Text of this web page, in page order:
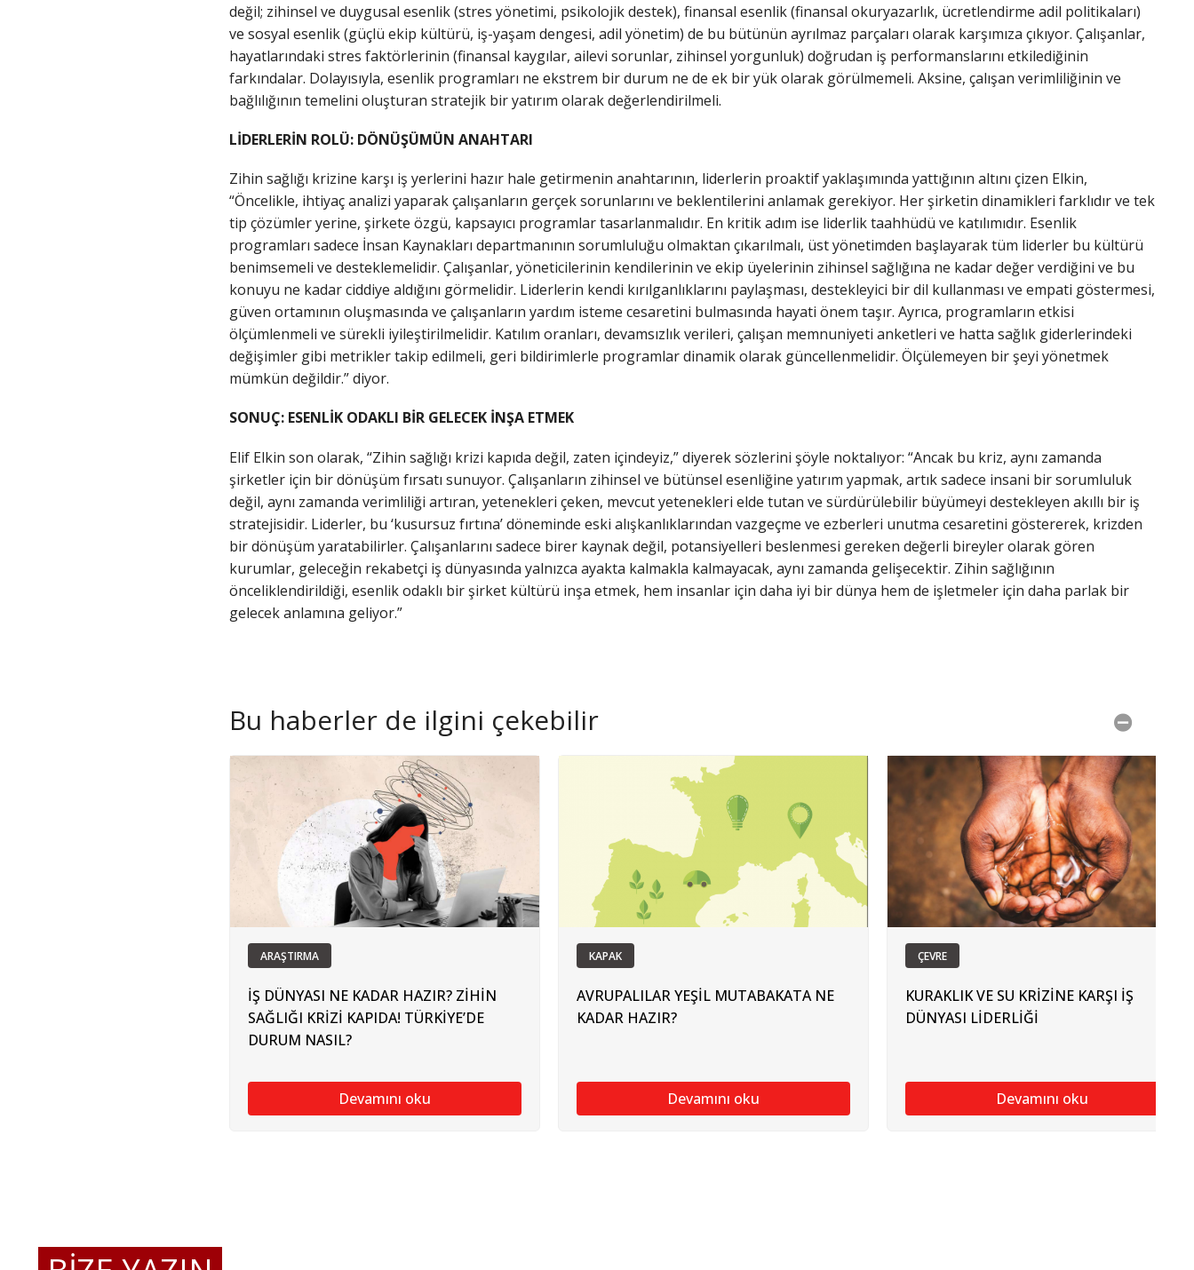
değil; zihinsel ve duygusal esenlik (stres yönetimi, psikolojik destek), finansal esenlik (finansal okuryazarlık, ücretlendirme adil politikaları)
ve sosyal esenlik (güçlü ekip kültürü, iş-yaşam dengesi, adil yönetim) de bu bütünün ayrılmaz parçaları olarak karşımıza çıkıyor. Çalışanlar,
hayatlarındaki stres faktörlerinin (finansal kaygılar, ailevi sorunlar, zihinsel yorgunluk) doğrudan iş performanslarını etkilediğinin
farkındalar. Dolayısıyla, esenlik programları ne ekstrem bir durum ne de ek bir yük olarak görülmemeli. Aksine, çalışan verimliliğinin ve
bağlılığının temelini oluşturan stratejik bir yatırım olarak değerlendirilmeli.
LİDERLERİN ROLÜ: DÖNÜŞÜMÜN ANAHTARI
Zihin sağlığı krizine karşı iş yerlerini hazır hale getirmenin anahtarının, liderlerin proaktif yaklaşımında yattığının altını çizen Elkin,
“Öncelikle, ihtiyaç analizi yaparak çalışanların gerçek sorunlarını ve beklentilerini anlamak gerekiyor. Her şirketin dinamikleri farklıdır ve tek
tip çözümler yerine, şirkete özgü, kapsayıcı programlar tasarlanmalıdır. En kritik adım ise liderlik taahhüdü ve katılımıdır. Esenlik
programları sadece İnsan Kaynakları departmanının sorumluluğu olmaktan çıkarılmalı, üst yönetimden başlayarak tüm liderler bu kültürü
benimsemeli ve desteklemelidir. Çalışanlar, yöneticilerinin kendilerinin ve ekip üyelerinin zihinsel sağlığına ne kadar değer verdiğini ve bu
konuyu ne kadar ciddiye aldığını görmelidir. Liderlerin kendi kırılganlıklarını paylaşması, destekleyici bir dil kullanması ve empati göstermesi,
güven ortamının oluşmasında ve çalışanların yardım isteme cesaretini bulmasında hayati önem taşır. Ayrıca, programların etkisi
ölçümlenmeli ve sürekli iyileştirilmelidir. Katılım oranları, devamsızlık verileri, çalışan memnuniyeti anketleri ve hatta sağlık giderlerindeki
değişimler gibi metrikler takip edilmeli, geri bildirimlerle programlar dinamik olarak güncellenmelidir. Ölçülemeyen bir şeyi yönetmek
mümkün değildir.” diyor.
SONUÇ: ESENLİK ODAKLI BİR GELECEK İNŞA ETMEK
Elif Elkin son olarak, “Zihin sağlığı krizi kapıda değil, zaten içindeyiz,” diyerek sözlerini şöyle noktalıyor: “Ancak bu kriz, aynı zamanda
şirketler için bir dönüşüm fırsatı sunuyor. Çalışanların zihinsel ve bütünsel esenliğine yatırım yapmak, artık sadece insani bir sorumluluk
değil, aynı zamanda verimliliği artıran, yetenekleri çeken, mevcut yetenekleri elde tutan ve sürdürülebilir büyümeyi destekleyen akıllı bir iş
stratejisidir. Liderler, bu ‘kusursuz fırtına’ döneminde eski alışkanlıklarından vazgeçme ve ezberleri unutma cesaretini göstererek, krizden
bir dönüşüm yaratabilirler. Çalışanlarını sadece birer kaynak değil, potansiyelleri beslenmesi gereken değerli bireyler olarak gören
kurumlar, geleceğin rekabetçi iş dünyasında yalnızca ayakta kalmakla kalmayacak, aynı zamanda gelişecektir. Zihin sağlığının
önceliklendirildiği, esenlik odaklı bir şirket kültürü inşa etmek, hem insanlar için daha iyi bir dünya hem de işletmeler için daha parlak bir
gelecek anlamına geliyor.”
Bu haberler de ilgini çekebilir
ARAŞTIRMA
İŞ DÜNYASI NE KADAR HAZIR? ZİHİN
SAĞLIĞI KRİZİ KAPIDA! TÜRKİYE’DE
DURUM NASIL?
Devamını oku
KAPAK
AVRUPALILAR YEŞİL MUTABAKATA NE
KADAR HAZIR?
Devamını oku
ÇEVRE
KURAKLIK VE SU KRİZİNE KARŞI İŞ
DÜNYASI LİDERLİĞİ
Devamını oku